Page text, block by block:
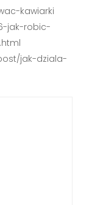
kawiarki
jak-robic-
jak-dziala-